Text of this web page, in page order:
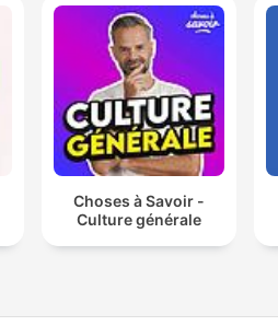
Choses à Savoir -
Culture générale